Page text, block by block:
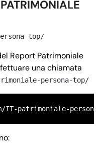
top/
Report Patrimoniale
una chiamata
persona-top/
IT-patrimoniale-persona-